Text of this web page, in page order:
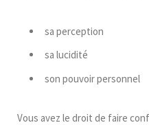
sa perception
sa lucidité
son pouvoir personnel
Vous avez le droit de faire